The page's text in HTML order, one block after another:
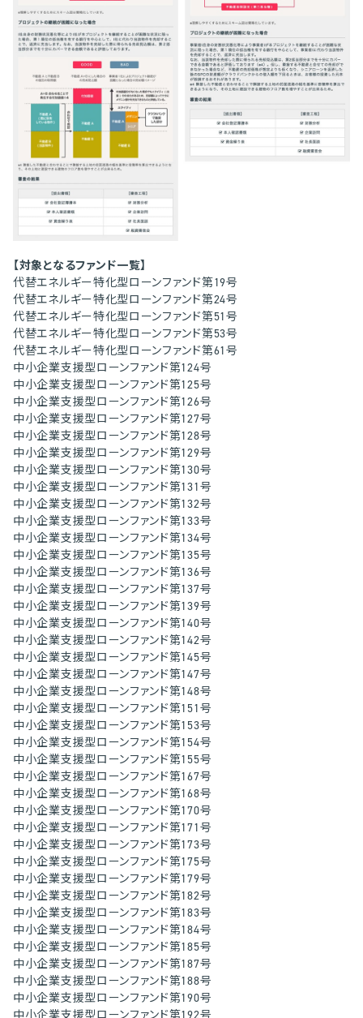
【対象となるファンド一覧】
代替エネルギー特化型ローンファンド第19号
代替エネルギー特化型ローンファンド第24号
代替エネルギー特化型ローンファンド第51号
代替エネルギー特化型ローンファンド第53号
代替エネルギー特化型ローンファンド第61号
中小企業支援型ローンファンド第124号
中小企業支援型ローンファンド第125号
中小企業支援型ローンファンド第126号
中小企業支援型ローンファンド第127号
中小企業支援型ローンファンド第128号
中小企業支援型ローンファンド第129号
中小企業支援型ローンファンド第130号
中小企業支援型ローンファンド第131号
中小企業支援型ローンファンド第132号
中小企業支援型ローンファンド第133号
中小企業支援型ローンファンド第134号
中小企業支援型ローンファンド第135号
中小企業支援型ローンファンド第136号
中小企業支援型ローンファンド第137号
中小企業支援型ローンファンド第139号
中小企業支援型ローンファンド第140号
中小企業支援型ローンファンド第142号
中小企業支援型ローンファンド第145号
中小企業支援型ローンファンド第147号
中小企業支援型ローンファンド第148号
中小企業支援型ローンファンド第151号
中小企業支援型ローンファンド第153号
中小企業支援型ローンファンド第154号
中小企業支援型ローンファンド第155号
中小企業支援型ローンファンド第167号
中小企業支援型ローンファンド第168号
中小企業支援型ローンファンド第170号
中小企業支援型ローンファンド第171号
中小企業支援型ローンファンド第173号
中小企業支援型ローンファンド第175号
中小企業支援型ローンファンド第179号
中小企業支援型ローンファンド第182号
中小企業支援型ローンファンド第183号
中小企業支援型ローンファンド第184号
中小企業支援型ローンファンド第185号
中小企業支援型ローンファンド第187号
中小企業支援型ローンファンド第188号
中小企業支援型ローンファンド第190号